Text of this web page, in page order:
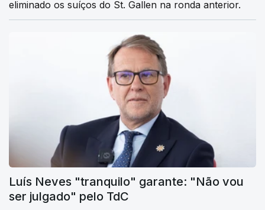
eliminado os suíços do St. Gallen na ronda anterior.
Luís Neves "tranquilo" garante: "Não vou
ser julgado" pelo TdC